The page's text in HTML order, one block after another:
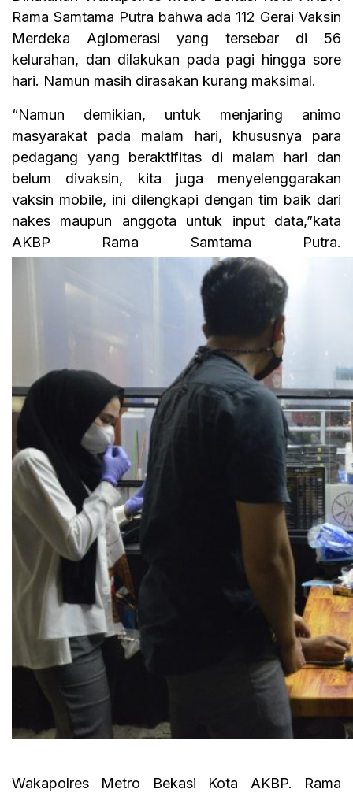
Rama Samtama Putra bahwa ada 112 Gerai Vaksin
Merdeka Aglomerasi yang tersebar di 56
kelurahan, dan dilakukan pada pagi hingga sore
hari. Namun masih dirasakan kurang maksimal.
“Namun demikian, untuk menjaring animo
masyarakat pada malam hari, khususnya para
pedagang yang beraktifitas di malam hari dan
belum divaksin, kita juga menyelenggarakan
vaksin mobile, ini dilengkapi dengan tim baik dari
nakes maupun anggota untuk input data,”kata
AKBP Rama Samtama Putra.
Wakapolres Metro Bekasi Kota AKBP. Rama